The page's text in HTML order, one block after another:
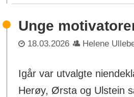
Unge
18.03.2026 Helene
Igår var utvalgte
Herøy, Ørsta og Ulstein